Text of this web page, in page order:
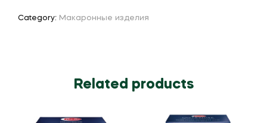
Category: Макаронные изделия
Related products